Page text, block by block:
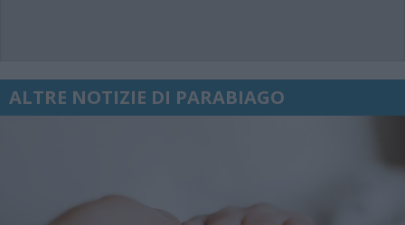
ALTRE NOTIZIE DI PARABIAGO